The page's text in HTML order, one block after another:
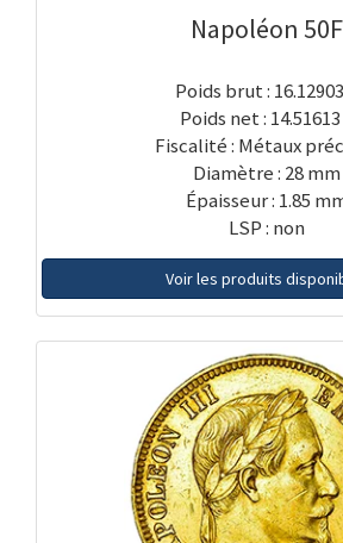
Napoléon 50F
Poids brut :
Poids net :
Fiscalité : Métaux
Diamètre : 28 mm
Épaisseur : 1.85
LSP : non
Voir les produits